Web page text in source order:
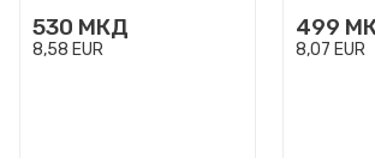
530 МКД
8,58 EUR
499
8,07 EUR